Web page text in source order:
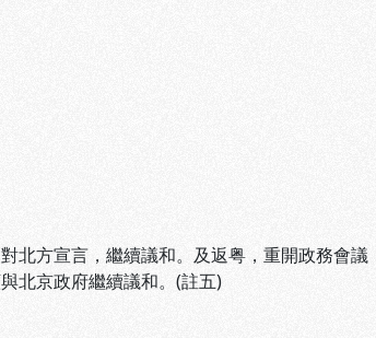
北方宣言，繼續議和。及返粤，重開政務會
北京政府繼續議和。(註五)